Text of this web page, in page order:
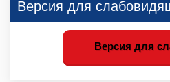
Версия для
Версия для